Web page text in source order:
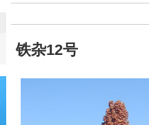
铁杂12号